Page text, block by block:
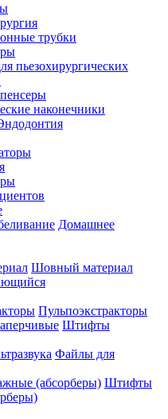
трубки
пьезохирургических
наконечники
Домашнее
Шовный материал
Пульпоэкстракторы
Штифты
Файлы для
Штифты